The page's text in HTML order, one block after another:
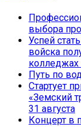
выбора
Успей
войска
колледжах
Путь по
Стартует
«Земский
31 августа
Концерт в